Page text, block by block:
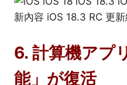
6. 計算機アプ
能」が復活